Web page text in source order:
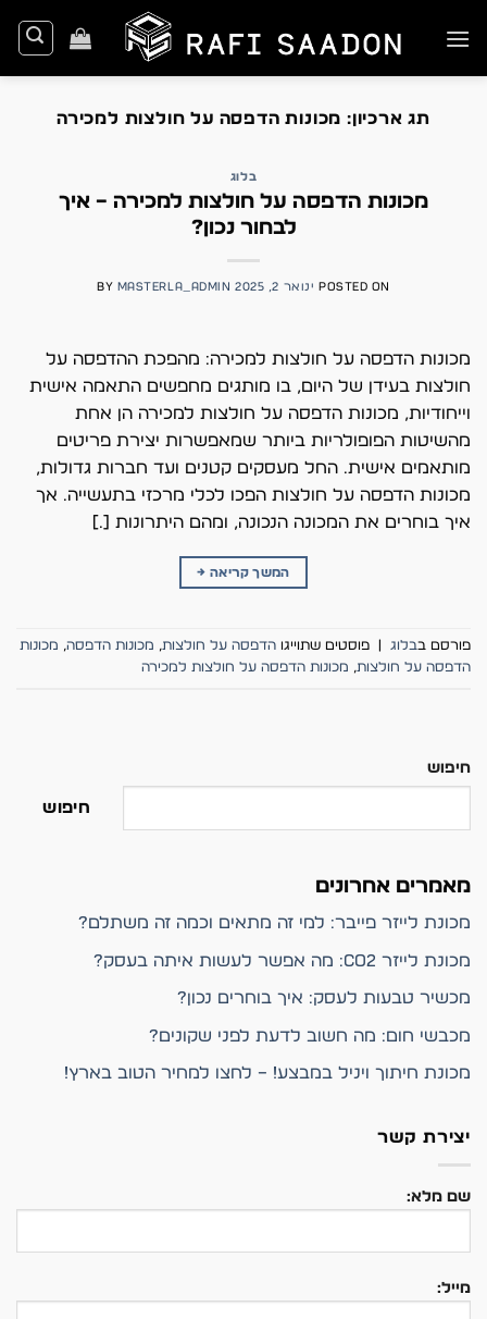
to
תג ארכיון: מכונות הדפסה על חולצות למכירה
בלוג
מכונות הדפסה על חולצות למכירה – איך
לבחור נכון?
POSTED ON ינואר 2, 2025 BY MASTERLA_ADMIN
מכונות הדפסה על חולצות למכירה: מהפכת ההדפסה על
חולצות בעידן של היום, בו מותגים מחפשים התאמה אישית
וייחודיות, מכונות הדפסה על חולצות למכירה הן אחת
מהשיטות הפופולריות ביותר שמאפשרות יצירת פריטים
מותאמים אישית. החל מעסקים קטנים ועד חברות גדולות,
מכונות הדפסה על חולצות הפכו לכלי מרכזי בתעשייה. אך
איך בוחרים את המכונה הנכונה, ומהם היתרונות […]
המשך קריאה →
פורסם בבלוג פוסטים שתוייגו הדפסה על חולצות, מכונות הדפסה, מכונות
הדפסה על חולצות, מכונות הדפסה על חולצות למכירה
חיפוש
חיפוש
מאמרים אחרונים
מכונת לייזר פייבר: למי זה מתאים וכמה זה משתלם?
מכונת לייזר CO2: מה אפשר לעשות איתה בעסק?
מכשיר טבעות לעסק: איך בוחרים נכון?
מכבשי חום: מה חשוב לדעת לפני שקונים?
מכונת חיתוך ויניל במבצע! – לחצו למחיר הטוב בארץ!
יצירת קשר
שם מלא:
מייל: